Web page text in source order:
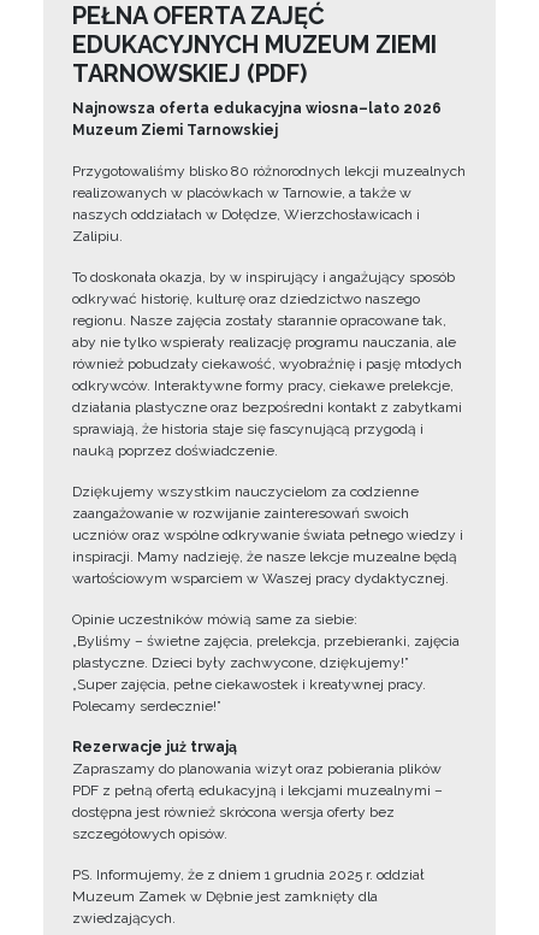
PEŁNA OFERTA ZAJĘĆ
EDUKACYJNYCH MUZEUM ZIEMI
TARNOWSKIEJ (PDF)
Najnowsza oferta edukacyjna wiosna–lato 2026
Muzeum Ziemi Tarnowskiej
Przygotowaliśmy blisko 80 różnorodnych lekcji muzealnych
realizowanych w placówkach w Tarnowie, a także w
naszych oddziałach w Dołędze, Wierzchosławicach i
Zalipiu.
To doskonała okazja, by w inspirujący i angażujący sposób
odkrywać historię, kulturę oraz dziedzictwo naszego
regionu. Nasze zajęcia zostały starannie opracowane tak,
aby nie tylko wspierały realizację programu nauczania, ale
również pobudzały ciekawość, wyobraźnię i pasję młodych
odkrywców. Interaktywne formy pracy, ciekawe prelekcje,
działania plastyczne oraz bezpośredni kontakt z zabytkami
sprawiają, że historia staje się fascynującą przygodą i
nauką poprzez doświadczenie.
Dziękujemy wszystkim nauczycielom za codzienne
zaangażowanie w rozwijanie zainteresowań swoich
uczniów oraz wspólne odkrywanie świata pełnego wiedzy i
inspiracji. Mamy nadzieję, że nasze lekcje muzealne będą
wartościowym wsparciem w Waszej pracy dydaktycznej.
Opinie uczestników mówią same za siebie:
„Byliśmy – świetne zajęcia, prelekcja, przebieranki, zajęcia
plastyczne. Dzieci były zachwycone, dziękujemy!”
„Super zajęcia, pełne ciekawostek i kreatywnej pracy.
Polecamy serdecznie!”
Rezerwacje już trwają
Zapraszamy do planowania wizyt oraz pobierania plików
PDF z pełną ofertą edukacyjną i lekcjami muzealnymi –
dostępna jest również skrócona wersja oferty bez
szczegółowych opisów.
PS. Informujemy, że z dniem 1 grudnia 2025 r. oddział
Muzeum Zamek w Dębnie jest zamknięty dla
zwiedzających.